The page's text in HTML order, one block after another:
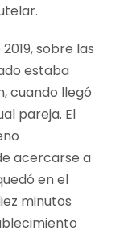
sobre las
estaba
cuando llegó
pareja. El
acercarse a
en el
minutos